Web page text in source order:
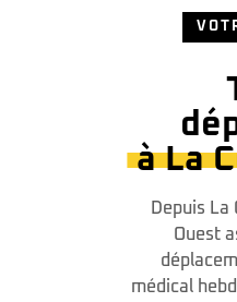
à La
Depuis La
Ouest
médical